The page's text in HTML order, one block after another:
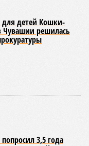
Чувашии.
разрядная сетка
от третьего
в мастера
системность
ориентиры
квалификации.
единоборство,
народа. Схватка
располагаются
каждого из них